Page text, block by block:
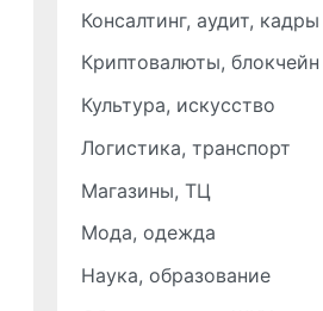
Консалтинг, аудит, кадры
Криптовалюты, блокчейн
Культура, искусство
Логистика, транспорт
Магазины, ТЦ
Мода, одежда
Наука, образование